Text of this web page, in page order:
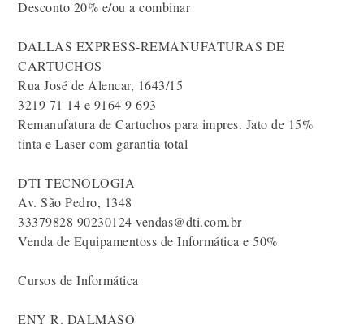
Desconto 20% e/ou a combinar
DALLAS EXPRESS-REMANUFATURAS DE
CARTUCHOS
Rua José de Alencar, 1643/15
3219 71 14 e 9164 9 693
Remanufatura de Cartuchos para impres. Jato de 15%
tinta e Laser com garantia total
DTI TECNOLOGIA
Av. São Pedro, 1348
33379828 90230124 vendas@dti.com.br
Venda de Equipamentoss de Informática e 50%
Cursos de Informática
ENY R. DALMASO